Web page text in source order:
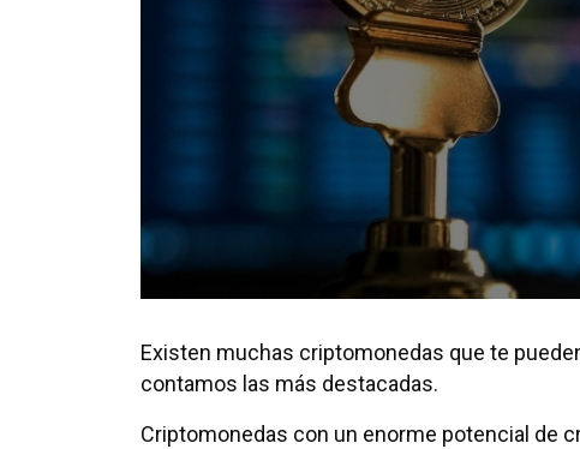
Existen muchas criptomonedas que te
contamos las más destacadas.
Criptomonedas con un enorme potencial de